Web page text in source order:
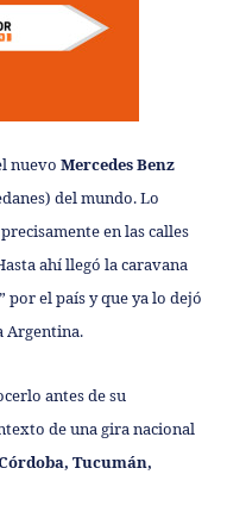
nuevo Mercedes Benz
del mundo. Lo
en las calles
ahí llegó la caravana
por el país y que ya lo dejó
Argentina.
antes de su
de una gira nacional
Tucumán,